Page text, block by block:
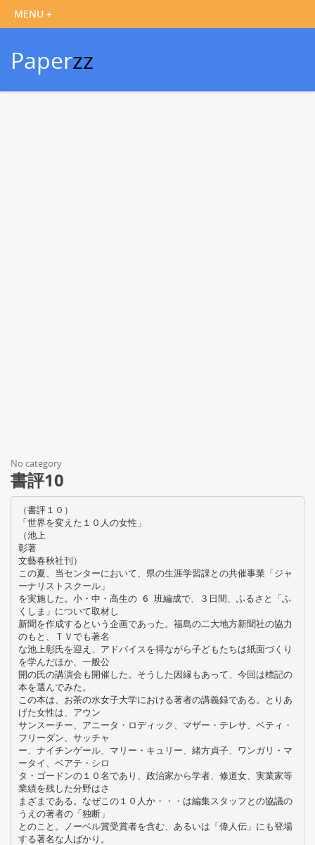
Paperzz
No category
書評10
（書評１０）
「世界を変えた１０人の女性」
（池上
彰著
文藝春秋社刊）
この夏、当センターにおいて、県の生涯学習課との共催事業「ジャ
ーナリストスクール」
を実施した。小・中・高生の 6 班編成で、３日間、ふるさと「ふ
くしま」について取材し
新聞を作成するという企画であった。福島の二大地方新聞社の協力
のもと、ＴＶでも著名
な池上彰氏を迎え、アドバイスを得ながら子どもたちは紙面づくり
を学んだほか、一般公
開の氏の講演会も開催した。そうした因縁もあって、今回は標記の
本を選んでみた。
この本は、お茶の水女子大学における著者の講義録である。とりあ
げた女性は、アウン
サンスーチー、アニータ・ロディック、マザー・テレサ、ベティ・
フリーダン、サッチャ
ー、ナイチンゲール、マリー・キュリー、緒方貞子、ワンガリ・マ
ータイ、ベアテ・シロ
タ・ゴードンの１０名であり、政治家から学者、修道女、実業家等
業績を残した分野はさ
まざまである。なぜこの１０人か・・・は編集スタッフとの協議の
うえの著者の「独断」
とのこと。ノーベル賞受賞者を含む、あるいは「偉人伝」にも登場
する著名な人ばかり。